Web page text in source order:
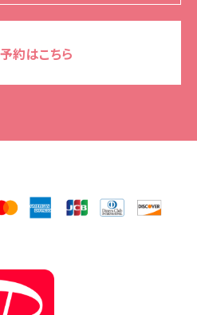
約はこちら